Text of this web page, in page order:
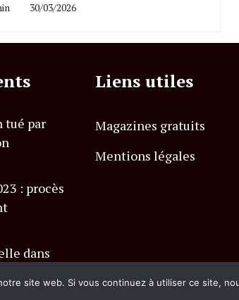
30/03/2026
par
: procès
dans
Liens utiles
Magazines gratuits
Mentions légales
site web. Si vous continuez à utiliser ce site,